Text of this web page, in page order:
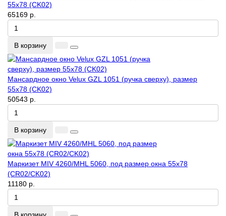
55x78 (CK02)
65169 р.
В корзину
Мансардное окно Velux GZL 1051 (ручка сверху), размер
55x78 (CK02)
50543 р.
В корзину
Маркизет MIV 4260/MHL 5060, под размер окна 55x78
(CR02/CK02)
11180 р.